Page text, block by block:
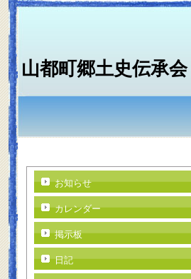
山都町郷土史伝承会
お知らせ
カレンダー
掲示板
日記